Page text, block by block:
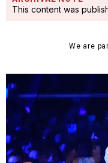
This content was
We are